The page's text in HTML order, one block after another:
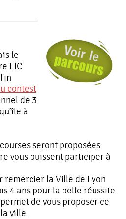
le
FIC
contest
de 3
à
seront proposées
vous puissent participer à
remercier la Ville de Lyon
4 ans pour la belle réussite
de vous proposer ce
ville.